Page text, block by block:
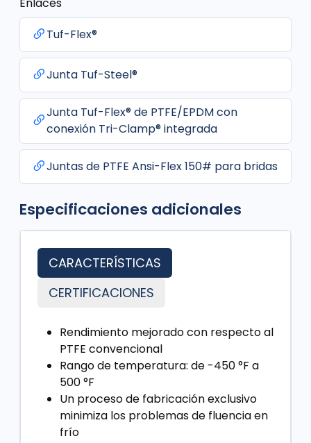
Tuf-Flex®
Junta Tuf-Steel®
Junta Tuf-Flex® de PTFE/EPDM con
conexión Tri-Clamp® integrada
Juntas de PTFE Ansi-Flex 150# para bridas
Especificaciones adicionales
CARACTERÍSTICAS
CERTIFICACIONES
Rendimiento mejorado con respecto al
PTFE convencional
Rango de temperatura: de -450 °F a
500 °F
Un proceso de fabricación exclusivo
minimiza los problemas de fluencia en
frío